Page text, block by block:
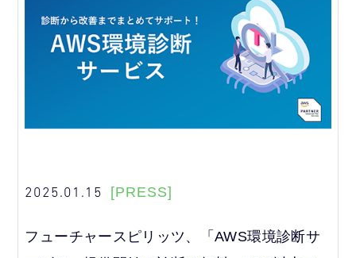
2025.01.15 [PRESS]
フューチャースピリッツ、「AWS環境診断サ